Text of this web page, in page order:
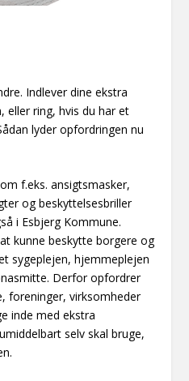
Indlever dine ekstra
ring, hvis du har et
lyder opfordringen nu
f.eks. ansigtsmasker,
og beskyttelsesbriller
i Esbjerg Kommune.
kunne beskytte borgere og
sygeplejen, hjemmeplejen
Derfor opfordrer
foreninger, virksomheder
inde med ekstra
selv skal bruge,